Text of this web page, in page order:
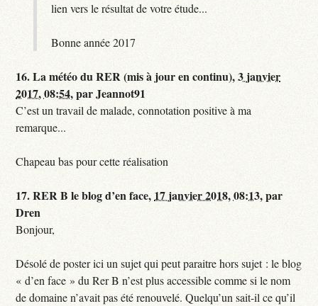
lien vers le résultat de votre étude...
Bonne année 2017
16.La météo du RER (mis à jour en continu),3 janvier
2017, 08:54,parJeannot91
C’est un travail de malade, connotation positive à ma
remarque...
Chapeau bas pour cette réalisation
17.RER B le blog d’en face, 17 janvier 2018, 08:13,par
Dren
Bonjour,
Désolé de poster ici un sujet qui peut paraitre hors sujet : le blog
« d’en face » du Rer B n’est plus accessible comme si le nom
de domaine n’avait pas été renouvelé. Quelqu’un sait-il ce qu’il